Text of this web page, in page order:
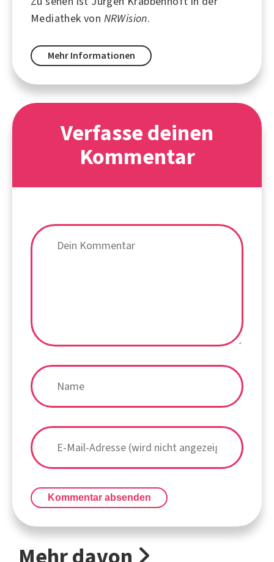
Mediathek von NRWision.
Mehr Informationen
Verfasse deinen
Kommentar
Kommentar absenden